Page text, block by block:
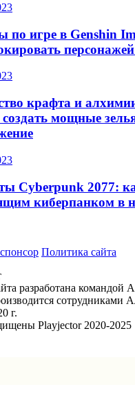
по игре в Genshin
крафта и
мощные
Cyberpunk 2077:
киберпанком в
Политика сайта
разработана командой
сотрудниками
г.
Playjector 2020-2025